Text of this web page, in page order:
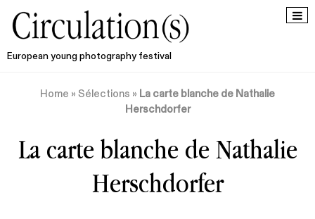
European young photography festival
Home » Sélections » La carte blanche de Nathalie
Herschdorfer
La carte blanche de Nathalie
Herschdorfer